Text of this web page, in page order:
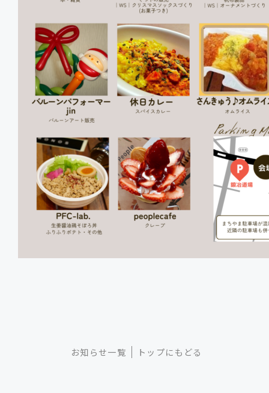
お知らせ一覧 トップにもどる